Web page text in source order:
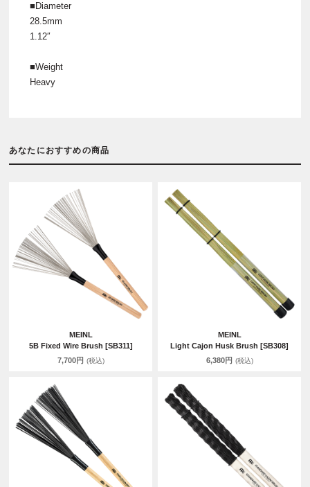
■Diameter
28.5mm
1.12″
■Weight
Heavy
あなたにおすすめの商品
MEINL
5B Fixed Wire Brush [SB311]
7,700円 (税込)
MEINL
Light Cajon Husk Brush [SB308]
6,380円 (税込)